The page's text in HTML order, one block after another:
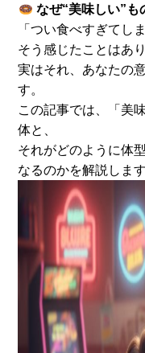
なぜ“美味しい”も
「つい食べすぎてし
そう感じたことはあ
実はそれ、あなたの
す。
この記事では、「美
体と、
それがどのように体
なるのかを解説します